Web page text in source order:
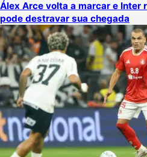
Álex Arce volta a marcar e Inter
pode destravar sua chegada